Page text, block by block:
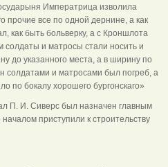
Императрица изволила
прочие все по одной дернине, а как
как быть больверку, а с Кроншлота
солдаты и матросы стали носить и
до указанного места, а в ширину по
солдатами и матросами был погреб, а
по бокалу хорошего бургонскаго»
П. И. Сиверс был назначен главным
приступили к строительству